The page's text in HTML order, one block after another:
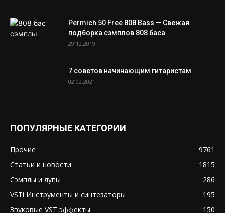
Permich 50 Free 808 Bass — Свежая
подборка сэмплов 808 баса
29.12.2019
7 советов начинающим гитаристам
02.02.2021
ПОПУЛЯРНЫЕ КАТЕГОРИИ
Прочие
9761
Статьи и новости
1815
Сэмплы и лупы
286
VSTi Инструменты и синтезаторы
195
Звуковые VST эффекты
150